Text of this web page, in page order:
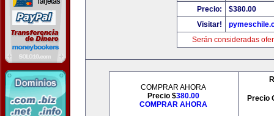
Precio:
$380.00
Visitar!
Serán consideradas
COMPRAR AHORA
Precio $380.00
COMPRAR AHORA
Precio